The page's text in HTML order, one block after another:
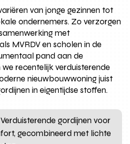
van jonge gezinnen tot
ondernemers. Zo verzorgen
met
MVRDV en scholen in de
pand aan de
recentelijk verduisterende
nieuwbouwwoning juist
in eigentijdse stoffen.
gordijnen voor
gecombineerd met lichte